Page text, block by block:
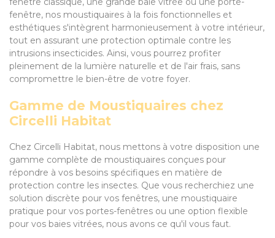
fenêtre, nos moustiquaires à la fois fonctionnelles et
esthétiques s'intègrent harmonieusement à votre intérieur,
tout en assurant une protection optimale contre les
intrusions insecticides. Ainsi, vous pourrez profiter
pleinement de la lumière naturelle et de l'air frais, sans
compromettre le bien-être de votre foyer.
Gamme de Moustiquaires chez
Circelli Habitat
Chez Circelli Habitat, nous mettons à votre disposition une
gamme complète de moustiquaires conçues pour
répondre à vos besoins spécifiques en matière de
protection contre les insectes. Que vous recherchiez une
solution discrète pour vos fenêtres, une moustiquaire
pratique pour vos portes-fenêtres ou une option flexible
pour vos baies vitrées, nous avons ce qu'il vous faut.